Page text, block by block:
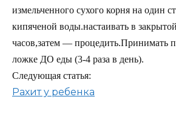
измельченного сухого корня на один
кипяченой воды.настаивать в
часов,затем — процедить.Принимать
ложке ДО еды (3-4 раза в день).
Следующая статья:
Рахит у ребенка